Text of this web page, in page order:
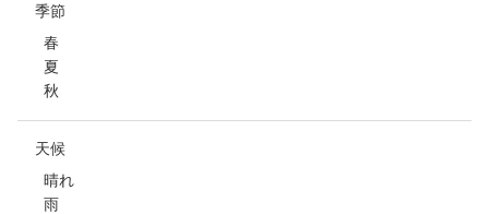
季節
春
夏
秋
天候
晴れ
雨